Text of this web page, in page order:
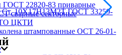
Ст. 10Х17Н13М2Т ГОСТ 33259-
ГОСТ 22820-83 приварные
сварные секторные
ЦКТИ
штампованные ОСТ 26-01-